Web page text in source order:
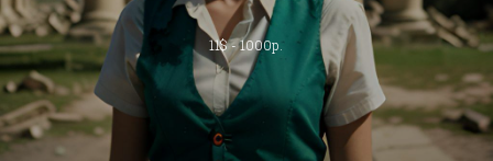
11$ - 1000р.